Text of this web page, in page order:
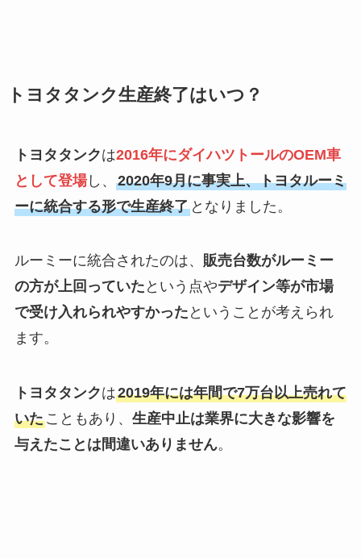
トヨタタンク生産終了はいつ？
トヨタタンクは2016年にダイハツトールのOEM車
として登場し、 2020年9月に事実上、トヨタルーミ
ーに統合する形で生産終了となりました。
ルーミーに統合されたのは、 販売台数がルーミー
の方が上回っていた という点やデザイン等が市場
で受け入れられやすかった ということが考えられ
ます。
トヨタタンクは2019年には年間で7万台以上売れて
いたこともあり、 生産中止は業界に大きな影響を
与えたことは間違いありません。